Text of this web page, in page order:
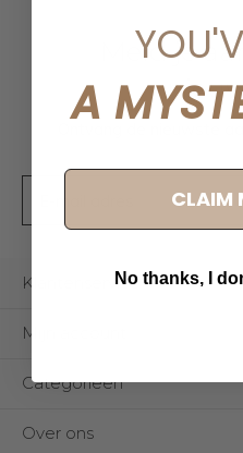
Meld je
Klantenservice
Mijn account
Categorieën
Over ons
A
CLAIM
No thanks, I